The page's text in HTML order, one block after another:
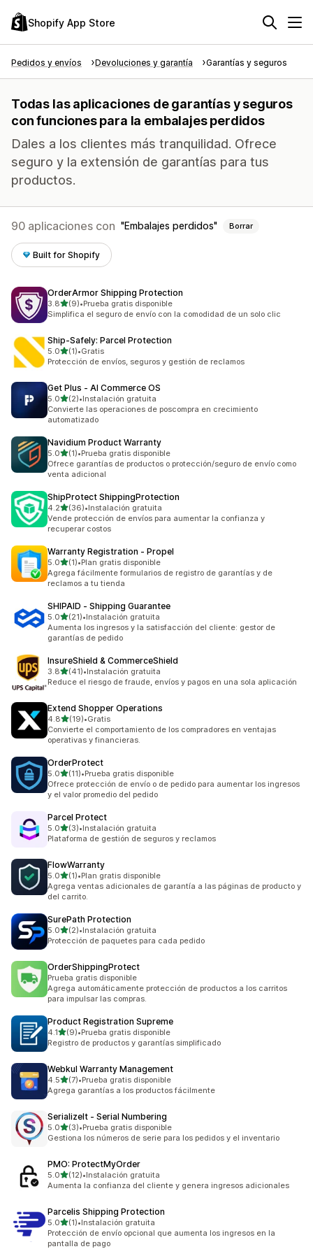
Shopify App Store
Pedidos y envíos Devoluciones y garantía Garantías y seguros
Todas las aplicaciones de garantías y seguros
con funciones para la embalajes perdidos
Dales a los clientes más tranquilidad. Ofrece
seguro y la extensión de garantías para tus
productos.
90 aplicaciones con Embalajes perdidos Borrar
Built for Shopify
OrderArmor Shipping Protection
3.8de 5 estrellas
(9)
9 reseñas en total
•Prueba gratis disponible
Simplifica el seguro de envío con la comodidad de un solo clic
Ship‑Safely: Parcel Protection
5.0de 5 estrellas
(1)
1 reseñas en total
•Gratis
Protección de envíos, seguros y gestión de reclamos
Get Plus ‑ AI Commerce OS
5.0de 5 estrellas
(2)
2 reseñas en total
•Instalación gratuita
Convierte las operaciones de poscompra en crecimiento
automatizado
Navidium Product Warranty
5.0de 5 estrellas
(1)
1 reseñas en total
•Prueba gratis disponible
Ofrece garantías de productos o protección/seguro de envío como
venta adicional
ShipProtect ShippingProtection
4.2de 5 estrellas
(36)
36 reseñas en total
•Instalación gratuita
Vende protección de envíos para aumentar la confianza y
recuperar costos
Warranty Registration ‑ Propel
5.0de 5 estrellas
(1)
1 reseñas en total
•Plan gratis disponible
Agrega fácilmente formularios de registro de garantías y de
reclamos a tu tienda
SHIPAID ‑ Shipping Guarantee
5.0de 5 estrellas
(21)
21 reseñas en total
•Instalación gratuita
Aumenta los ingresos y la satisfacción del cliente: gestor de
garantías de pedido
InsureShield & CommerceShield
3.8de 5 estrellas
(41)
41 reseñas en total
•Instalación gratuita
Reduce el riesgo de fraude, envíos y pagos en una sola aplicación
Extend Shopper Operations
4.8de 5 estrellas
(19)
19 reseñas en total
•Gratis
Convierte el comportamiento de los compradores en ventajas
operativas y financieras.
OrderProtect
5.0de 5 estrellas
(11)
11 reseñas en total
•Prueba gratis disponible
Ofrece protección de envío o de pedido para aumentar los ingresos
y el valor promedio del pedido
Parcel Protect
5.0de 5 estrellas
(3)
3 reseñas en total
•Instalación gratuita
Plataforma de gestión de seguros y reclamos
FlowWarranty
5.0de 5 estrellas
(1)
1 reseñas en total
•Plan gratis disponible
Agrega ventas adicionales de garantía a las páginas de producto y
del carrito.
SurePath Protection
5.0de 5 estrellas
(2)
2 reseñas en total
•Instalación gratuita
Protección de paquetes para cada pedido
OrderShippingProtect
Prueba gratis disponible
Agrega automáticamente protección de productos a los carritos
para impulsar las compras.
Product Registration Supreme
4.1de 5 estrellas
(9)
9 reseñas en total
•Prueba gratis disponible
Registro de productos y garantías simplificado
Webkul Warranty Management
4.5de 5 estrellas
(7)
7 reseñas en total
•Prueba gratis disponible
Agrega garantías a los productos fácilmente
SerializeIt ‑ Serial Numbering
5.0de 5 estrellas
(3)
3 reseñas en total
•Prueba gratis disponible
Gestiona los números de serie para los pedidos y el inventario
PMO: ProtectMyOrder
5.0de 5 estrellas
(12)
12 reseñas en total
•Instalación gratuita
Aumenta la confianza del cliente y genera ingresos adicionales
Parcelis Shipping Protection
5.0de 5 estrellas
(1)
1 reseñas en total
•Instalación gratuita
Protección de envío opcional que aumenta los ingresos en la
pantalla de pago